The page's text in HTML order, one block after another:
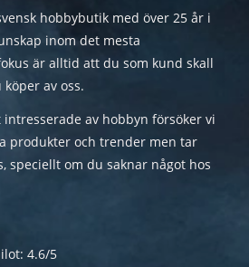
hobbybutik med över 25 år i
inom det mesta
är alltid att du som kund skall
av oss.
intresserade av hobbyn försöker vi
produkter och trender men tar
speciellt om du saknar något hos
4.6/5